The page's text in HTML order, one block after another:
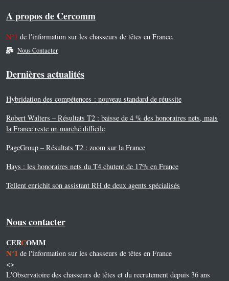
A propos de Cercomm
N°1 de l'information sur les chasseurs de têtes en France.
Nous Contacter
Dernières actualités
Hybridation des compétences : nouveau standard de réussite
Robert Walters – Résultats T2 : baisse de 4 % des honoraires nets, mais
la France reste un marché difficile
PageGroup – Résultats T2 : zoom sur la France
Hays : les honoraires nets du T4 chutent de 17% en France
Tellent enrichit son assistant RH de deux agents spécialisés
Nous contacter
CERCOMM
N°1 de l'information sur les chasseurs de têtes en France
<>
L'Observatoire des chasseurs de têtes et du recrutement depuis 36 ans